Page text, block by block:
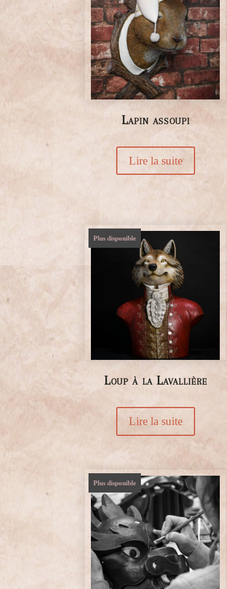
Lapin assoupi
Lire la suite
Plus disponible
Loup à la Lavallière
Lire la suite
Plus disponible